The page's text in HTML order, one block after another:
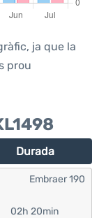
ja que la
prou
Durada
02h 20min
Embraer 190